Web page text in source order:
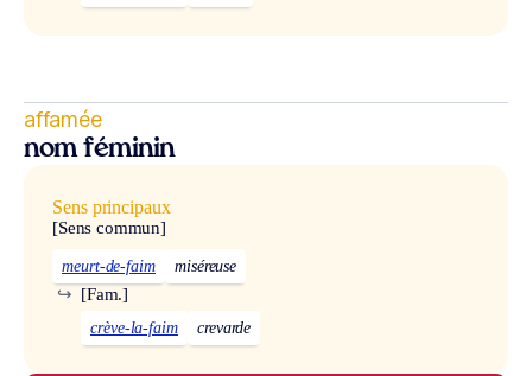
affamée
nom féminin
Sens principaux
[Sens commun]
meurt-de-faim miséreuse
[Fam.]
↪
crève-la-faim crevarde